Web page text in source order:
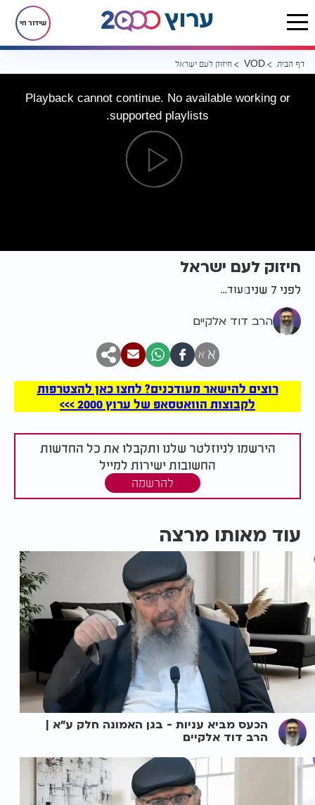
שידור חי
דף הבית VOD חיזוק לעם ישראל
Playback cannot continue. No available working or
supported playlists.
חיזוק לעם ישראל
לפני 7 שנים עוד...
הרב דוד אלקיים
א א
רוצים להישאר מעודכנים? לחצו כאן להצטרפות
לקבוצות הוואטסאפ של ערוץ 2000 >>>
הירשמו לניוזלטר שלנו ותקבלו את כל החדשות
החשובות ישירות למייל
להרשמה
עוד מאותו מרצה
הכעס מביא עניות - בגן האמונה חלק ע"א |
הרב דוד אלקיים